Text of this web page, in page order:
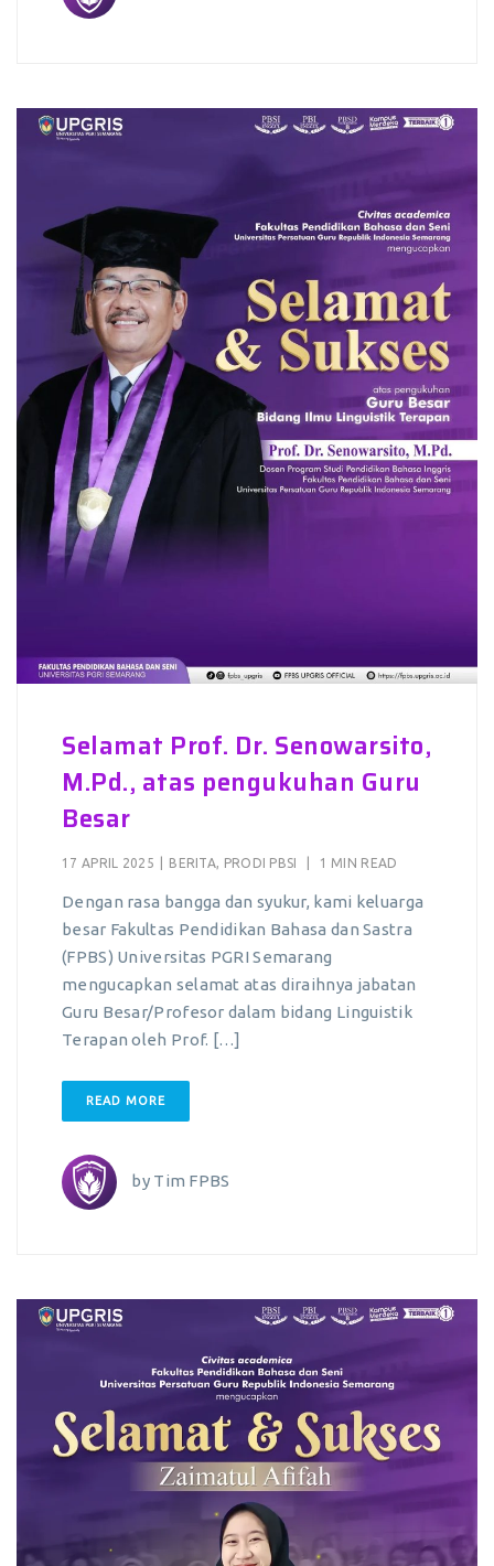
Selamat Prof. Dr. Senowarsito,
M.Pd., atas pengukuhan Guru
Besar
17 APRIL 2025 BERITA, PRODI PBSI 1 MIN READ
Dengan rasa bangga dan syukur, kami keluarga
besar Fakultas Pendidikan Bahasa dan Sastra
(FPBS) Universitas PGRI Semarang
mengucapkan selamat atas diraihnya jabatan
Guru Besar/Profesor dalam bidang Linguistik
Terapan oleh Prof. […]
READ MORE
by Tim FPBS